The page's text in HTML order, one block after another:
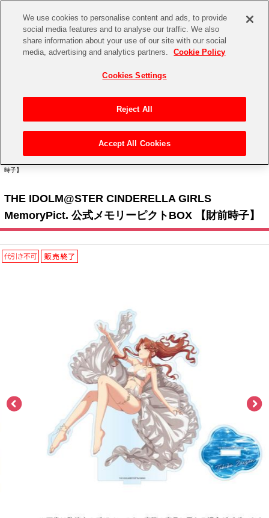
CHANNEL STORE EVENT
ASOBI STORE TOP
ゲーム 電子書籍
CD / Blu-ray
EVENT
プレミアム会員とは
アイドルマスターシリーズ
アイドルマスター
アイドルマスター SideM
学園アイドルマスター
テイルズ オブ シリーズ
太鼓の達人
ACE COMBAT
パックマン
イベントグッズ
トイ・ホビー
アイドルマスター シリーズ>アイドルマスター シンデレラガール
時子】
THE IDOLM@STER CINDERELLA GIRLS
MemoryPict. 公式メモリーピクトBOX 【財前時子】
We use cookies to personalise content and ads, to provide
social media features and to analyse our traffic. We also
share information about your use of our site with our social
media, advertising and analytics partners.
Cookie Policy
Cookies Settings
Reject All
Accept All Cookies